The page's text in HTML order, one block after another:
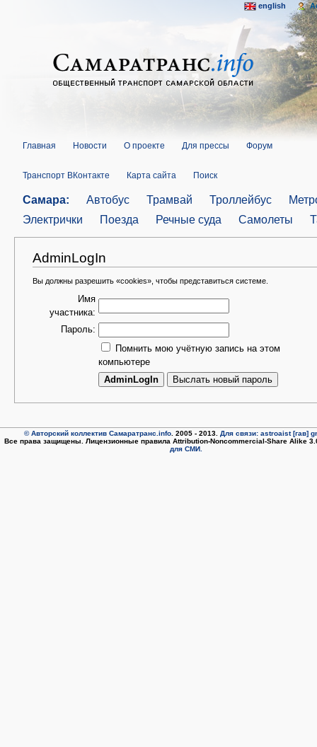
Главная Новости О проекте Для прессы Форум
Транспорт ВКонтакте Карта сайта Поиск
Самара: Автобус Трамвай Троллейбус
Электрички
Поезда Речные суда Самолеты
AdminLogIn
Вы должны разрешить «cookies», чтобы представиться системе.
Имя
участника:
Пароль:
Помнить мою учётную запись на этом
компьютере
english
© Авторский коллектив Самаратранс.info. 2005 - 2013. Для связи: astroaist [гав]
Все права защищены. Лицензионные правила Attribution-Noncommercial-Share Alike
для СМИ.